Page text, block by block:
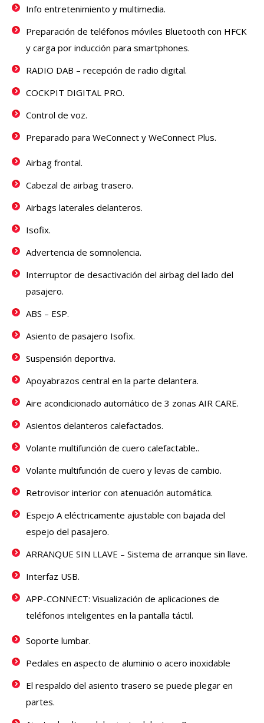
Info entretenimiento y multimedia.
Preparación de teléfonos móviles Bluetooth con HFCK
y carga por inducción para smartphones.
RADIO DAB – recepción de radio digital.
COCKPIT DIGITAL PRO.
Control de voz.
Preparado para WeConnect y WeConnect Plus.
Airbag frontal.
Cabezal de airbag trasero.
Airbags laterales delanteros.
Isofix.
Advertencia de somnolencia.
Interruptor de desactivación del airbag del lado del
pasajero.
ABS – ESP.
Asiento de pasajero Isofix.
Suspensión deportiva.
Apoyabrazos central en la parte delantera.
Aire acondicionado automático de 3 zonas AIR CARE.
Asientos delanteros calefactados.
Volante multifunción de cuero calefactable..
Volante multifunción de cuero y levas de cambio.
Retrovisor interior con atenuación automática.
Espejo A eléctricamente ajustable con bajada del
espejo del pasajero.
ARRANQUE SIN LLAVE – Sistema de arranque sin llave.
Interfaz USB.
APP-CONNECT: Visualización de aplicaciones de
teléfonos inteligentes en la pantalla táctil.
Soporte lumbar.
Pedales en aspecto de aluminio o acero inoxidable
El respaldo del asiento trasero se puede plegar en
partes.